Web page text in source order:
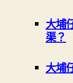
大埔
渠？
大埔